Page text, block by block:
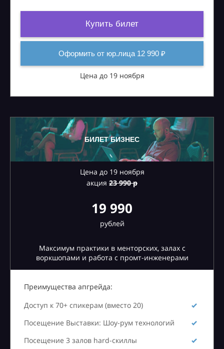
Купить билет
Оформить от юр.лица 12 990 ₽
Цена до 19 ноября
БИЛЕТ БИЗНЕС
Цена до 19 ноября
акция 23990 р
19 990
рублей
Максимум практики в менторских, залах с
воркшопами и работа с промт-инженерами
Преимущества апгрейда:
Доступ к 70+ спикерам (вместо 20)
Посещение Выставки: Шоу-рум технологий
Посещение 3 залов hard-скиллы